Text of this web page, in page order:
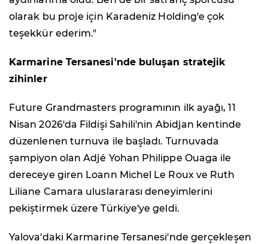
olarak bu proje için Karadeniz Holding'e çok
teşekkür ederim."
Karmarine Tersanesi'nde buluşan stratejik
zihinler
Future Grandmasters programının ilk ayağı, 11
Nisan 2026'da Fildişi Sahili'nin Abidjan kentinde
düzenlenen turnuva ile başladı. Turnuvada
şampiyon olan Adjé Yohan Philippe Ouaga ile
dereceye giren Loann Michel Le Roux ve Ruth
Liliane Camara uluslararası deneyimlerini
pekiştirmek üzere Türkiye'ye geldi.
Yalova'daki Karmarine Tersanesi'nde gerçekleşen